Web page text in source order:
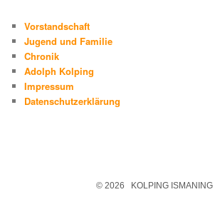
Vorstandschaft
Jugend und Familie
Chronik
Adolph Kolping
Impressum
Datenschutzerklärung